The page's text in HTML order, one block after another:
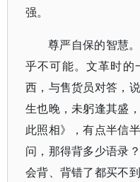
强。
尊严自保的智慧
乎不可能。文革时的
西，与售货员对答，
生也晚，未躬逢其盛
此照相》，有点半信
问，那得背多少语录
会背、背错了都买不